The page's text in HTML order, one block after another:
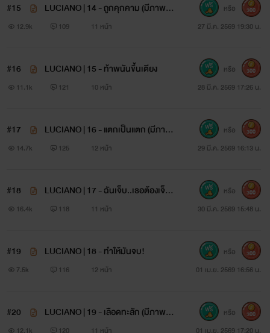
#15
LUCIANO | 14 - ถูกคุกคาม (มีภาพปร
ะกอบ)
12.9k 109 11 หน้า 27 มี.ค. 2569 19:30 น.
หรือ 300
#16 LUCIANO | 15 - ท้าพนันขึ้นเตียง
11.1k 121 10 หน้า 28 มี.ค. 2569 17:26 น.
หรือ 300
#17
LUCIANO | 16 - แตกเป็นแตก (มีภาพ
ประกอบ)
14.7k 125 12 หน้า 29 มี.ค. 2569 16:13 น.
หรือ 300
#18
LUCIANO | 17 - ฉันเจ็บ..เธอต้องเจ็บก
ว่า (มีภาพประกอบ)
16.4k 118 11 หน้า 30 มี.ค. 2569 15:48 น.
หรือ 300
#19 LUCIANO | 18 - ทำให้มันจบ!
7.5k 116 12 หน้า 01 เม.ย. 2569 16:56 น.
หรือ 300
#20
LUCIANO | 19 - เลือดทะลัก (มีภาพปร
12.1k 120 11 หน้า 01 เม.ย. 2569 17:20 น.
หรือ 300